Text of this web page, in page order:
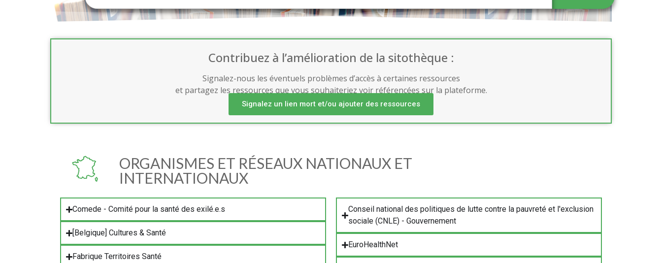
Contribuez à l’amélioration de la sitothèque :
Signalez-nous les éventuels problèmes d’accès à certaines ressources
et partagez les ressources que vous souhaiteriez voir référencées sur la plateforme.
Signalez un lien mort et/ou ajouter des ressources
ORGANISMES ET RÉSEAUX NATIONAUX ET
INTERNATIONAUX
Comede - Comité pour la santé des exilé.e.s
[Belgique] Cultures & Santé
Fabrique Territoires Santé
Conseil national des politiques de lutte contre la pauvreté et l'exclusion
sociale (CNLE) - Gouvernement
EuroHealthNet